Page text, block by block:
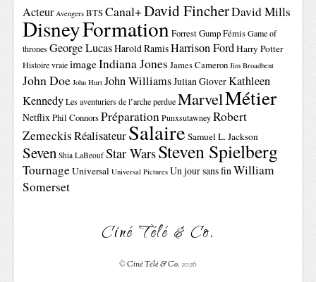
Acteur Avengers BTSCanal+David FincherDavid Mills
DisneyFormationForrest GumpFémis Game of
thrones George LucasHarold RamisHarrison FordHarry Potter
Histoire vraie imageIndiana Jones James Cameron Jim Broadbent
John Doe John Hurt John WilliamsJulian GloverKathleen
Kennedy Les aventuriers de l’arche perdue MarvelMétier
NetflixPhil ConnorsPréparation Punxsutawney Robert
ZemeckisRéalisateurSalaire Samuel L. Jackson
Seven Shia LaBeouf Star WarsSteven Spielberg
TournageUniversal Universal Pictures Un jour sans finWilliam
Somerset
Ciné Télé & Co.
©Ciné Télé & Co.2026